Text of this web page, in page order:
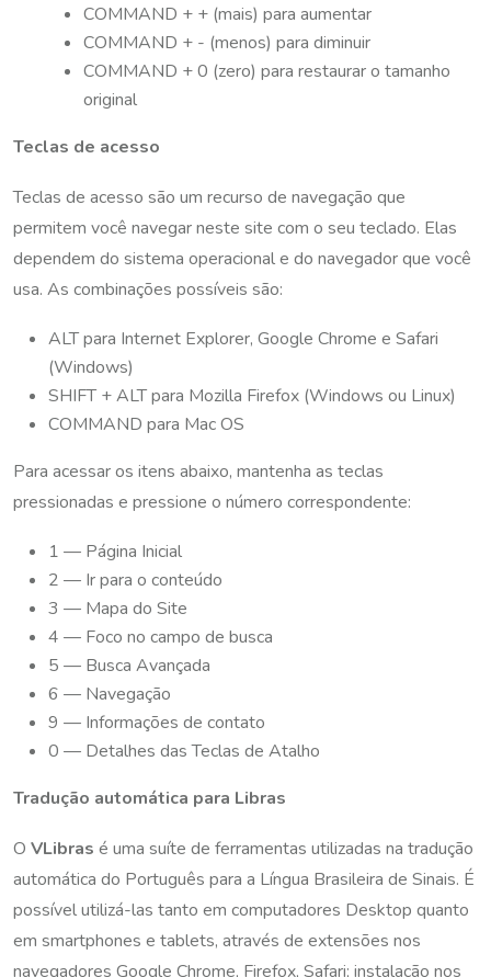
COMMAND + + (mais) para aumentar
COMMAND + - (menos) para diminuir
COMMAND + 0 (zero) para restaurar o tamanho
original
Teclas de acesso
Teclas de acesso são um recurso de navegação que
permitem você navegar neste site com o seu teclado. Elas
dependem do sistema operacional e do navegador que você
usa. As combinações possíveis são:
ALT para Internet Explorer, Google Chrome e Safari
(Windows)
SHIFT + ALT para Mozilla Firefox (Windows ou Linux)
COMMAND para Mac OS
Para acessar os itens abaixo, mantenha as teclas
pressionadas e pressione o número correspondente:
1 — Página Inicial
2 — Ir para o conteúdo
3 — Mapa do Site
4 — Foco no campo de busca
5 — Busca Avançada
6 — Navegação
9 — Informações de contato
0 — Detalhes das Teclas de Atalho
Tradução automática para Libras
O VLibras é uma suíte de ferramentas utilizadas na tradução
automática do Português para a Língua Brasileira de Sinais. É
possível utilizá-las tanto em computadores Desktop quanto
em smartphones e tablets, através de extensões nos
navegadores Google Chrome, Firefox, Safari; instalação nos